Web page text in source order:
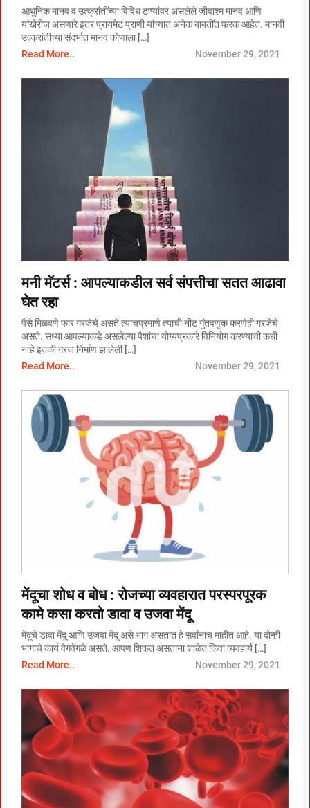
आधुनिक मानव व उत्क्रांतींच्या विविध टप्प्यांवर असलेले जीवाश्म मानव आणि
यांखेरीज असणारे इतर प्रायमेट प्राणी यांच्यात अनेक बाबतींत फरक आहेत. मानवी
उत्क्रांतीच्या संदर्भात मानव कोणाला […]
Read More..
November 29, 2021
मनी मॅटर्स : आपल्याकडील सर्व संपत्तीचा सतत आढावा
घेत रहा
पैसे मिळवणे फार गरजेचे असते त्याचप्रमाणे त्याची नीट गुंतवणुक करणेही गरजेचे
असते. सध्या आपल्याकडे असलेल्या पैशांचा योग्यप्रकारे विनियोग करण्याची कधी
नव्हे इतकी गरज निर्माण झालेली […]
Read More..
November 29, 2021
मेंदूचा शोध व बोध : रोजच्या व्यवहारात परस्परपूरक
कामे कसा करतो डावा व उजवा मेंदू
मेंदूचे डावा मेंदू आणि उजवा मेंदू असे भाग असतात हे सर्वांनाच माहीत आहे. या दोन्ही
भागाचे कार्य वेगवेगळे असते. आपण शिकत असताना शाळेत किंवा व्यवहार्य […]
Read More..
November 29, 2021